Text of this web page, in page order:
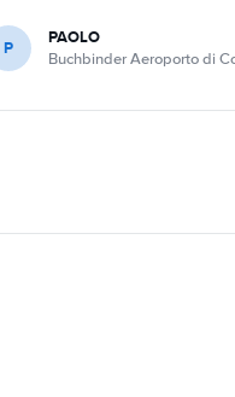
P PAOLO
Buchbinder Aeroporto di